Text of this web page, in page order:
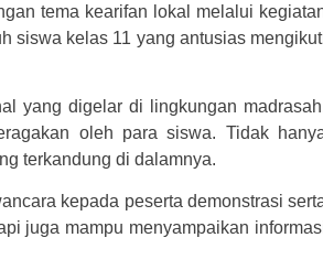
tema kearifan lokal melalui
siswa kelas 11 yang antusias
yang digelar di lingkungan
oleh para siswa. Tidak
terkandung di dalamnya.
kepada peserta demonstrasi
juga mampu menyampaikan